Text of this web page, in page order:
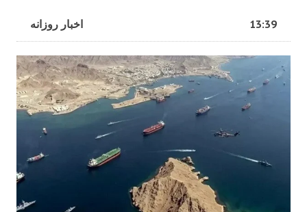
اخبار روزانه 13:39